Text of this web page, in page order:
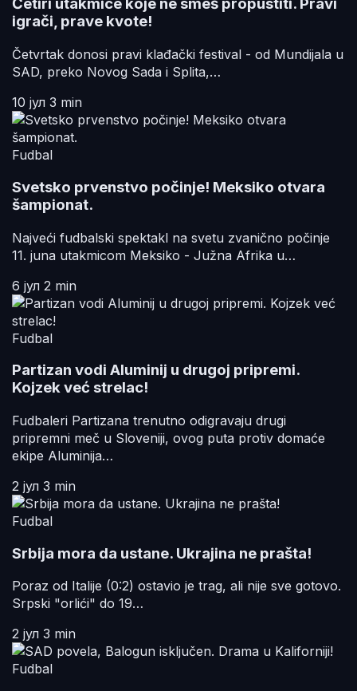
Četiri utakmice koje ne smeš propustiti. Pravi
igrači, prave kvote!
Četvrtak donosi pravi klađački festival - od Mundijala u
SAD, preko Novog Sada i Splita,…
10 јул 3 min
Fudbal
Svetsko prvenstvo počinje! Meksiko otvara
šampionat.
Najveći fudbalski spektakl na svetu zvanično počinje
11. juna utakmicom Meksiko - Južna Afrika u…
6 јул 2 min
Fudbal
Partizan vodi Aluminij u drugoj pripremi.
Kojzek već strelac!
Fudbaleri Partizana trenutno odigravaju drugi
pripremni meč u Sloveniji, ovog puta protiv domaće
ekipe Aluminija…
2 јул 3 min
Fudbal
Srbija mora da ustane. Ukrajina ne prašta!
Poraz od Italije (0:2) ostavio je trag, ali nije sve gotovo.
Srpski "orlići" do 19…
2 јул 3 min
Fudbal